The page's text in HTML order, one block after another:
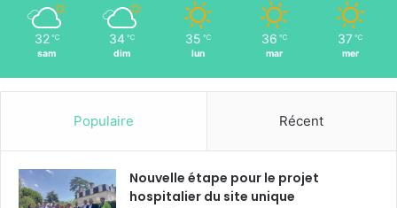
32 ℃
sam
34 ℃
dim
35 ℃
lun
36 ℃
mar
37 ℃
mer
Populaire Récent
Nouvelle étape pour le projet
hospitalier du site unique